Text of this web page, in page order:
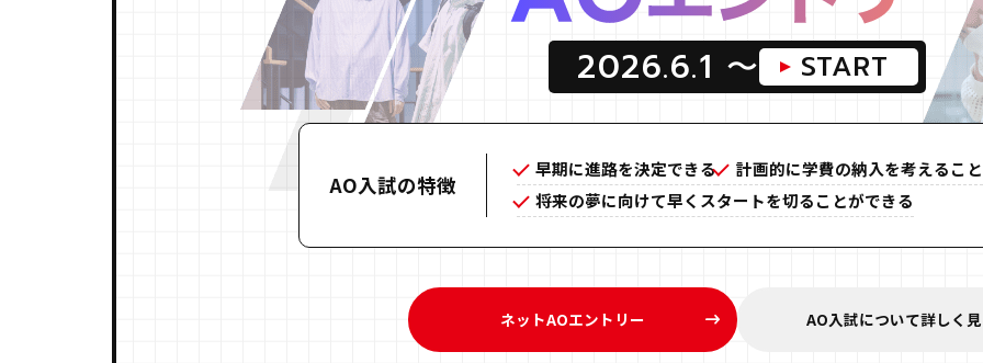
2026.6.1 〜 START
AO入試の特徴
早期に進路を決定できる
計画的に学費の納入を考えるこ
将来の夢に向けて早くスタートを切ることができる
ネットAOエントリー AO入試について詳しく